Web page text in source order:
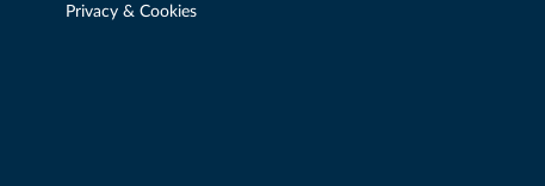
Privacy & Cookies